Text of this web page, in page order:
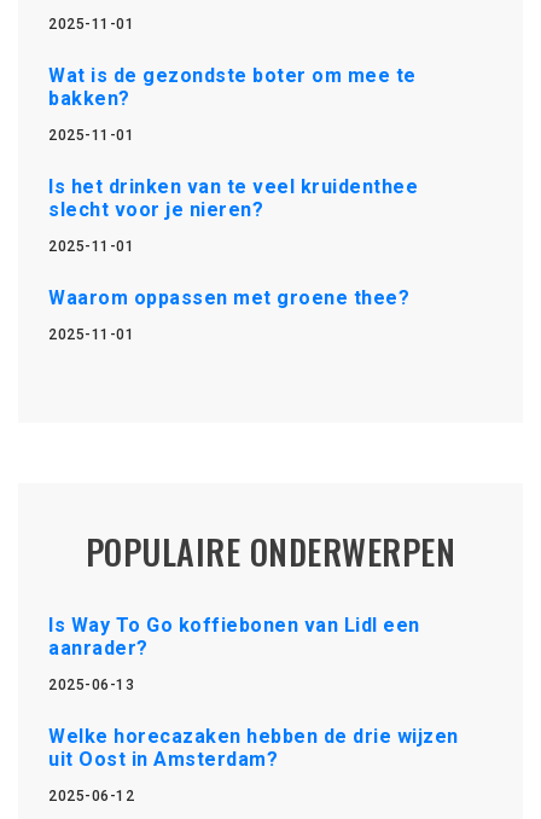
2025-11-01
Wat is de gezondste boter om mee te
bakken?
2025-11-01
Is het drinken van te veel kruidenthee
slecht voor je nieren?
2025-11-01
Waarom oppassen met groene thee?
2025-11-01
POPULAIRE ONDERWERPEN
Is Way To Go koffiebonen van Lidl een
aanrader?
2025-06-13
Welke horecazaken hebben de drie wijzen
uit Oost in Amsterdam?
2025-06-12